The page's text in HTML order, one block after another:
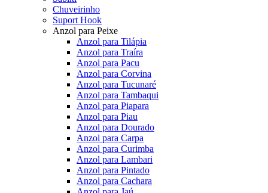
Chuveirinho
Suport Hook
Anzol para Peixe
Anzol para Tilápia
Anzol para Traíra
Anzol para Pacu
Anzol para Corvina
Anzol para Tucunaré
Anzol para Tambaqui
Anzol para Piapara
Anzol para Piau
Anzol para Dourado
Anzol para Carpa
Anzol para Curimba
Anzol para Lambari
Anzol para Pintado
Anzol para Cachara